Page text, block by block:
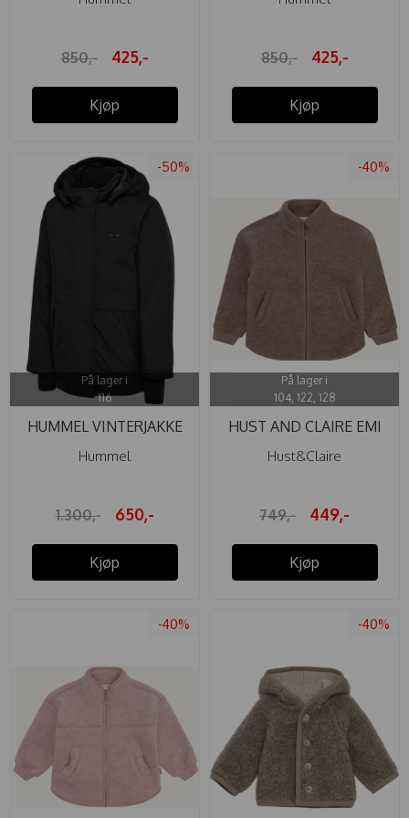
850,- 425,-
Kjøp
850,- 425,-
Kjøp
-50%
På lager i
116
HUMMEL VINTERJAKKE
URBAN TEX ...
Hummel
1.300,- 650,-
Kjøp
-40%
På lager i
104, 122, 128
HUST AND CLAIRE EMI
ULL JAKKE ...
Hust&Claire
749,- 449,-
Kjøp
-40% -40%